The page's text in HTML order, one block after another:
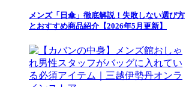
メンズ「日傘」徹底解説！失敗しない選び方
とおすすめ商品紹介【2026年5月更新】